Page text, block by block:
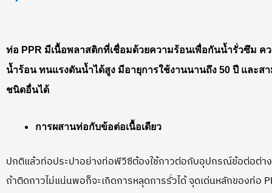
ท่อ PPR มีเนื้อพลาสติกที่เชื่อมด้วยความร้อนเพื่อกันน้ำรั่วซึม
น้ำร้อน ทนแรงดันน้ำได้สูง มีอายุการใช้งานนานถึง 50 ปี และส
ชนิดอื่นได้
การผสานท่อกับข้อต่อเนื้อเดียว
ปกติแล้วท่อประปาอย่างท่อพีวีซีต้องใช้กาวต่อกับอุปกรณ์ข้อต่อต่าง
ถ้าติดกาวไม่แน่นพอก็จะเกิดการหลุดการรั่วได้ จุดเด่นหลักของท่อ